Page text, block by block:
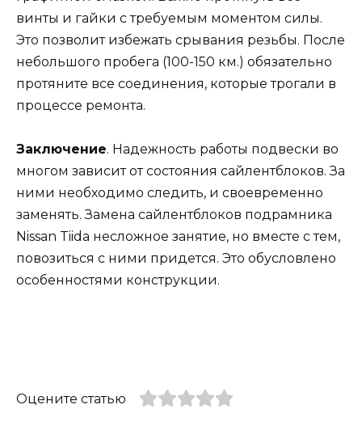
винты и гайки с требуемым моментом силы.
Это позволит избежать срывания резьбы. После
небольшого пробега (100-150 км.) обязательно
протяните все соединения, которые трогали в
процессе ремонта.
Заключение. Надежность работы подвески во
многом зависит от состояния сайлентблоков. За
ними необходимо следить, и своевременно
заменять. Замена сайлентблоков подрамника
Nissan Tiida несложное занятие, но вместе с тем,
повозиться с ними придется. Это обусловлено
особенностями конструкции.
Оцените статью